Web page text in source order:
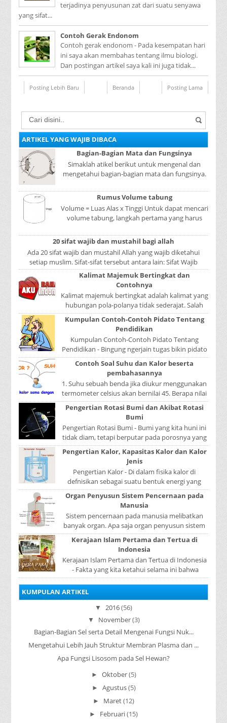
terjadinya penyusunan zat dari suatu senyawa
yang sifat...
Contoh Gerak Endonom
Contoh gerak endonom - Pada kesempatan hari
ini saya akan membahas tentang ilmu biologi.
Dan postingan artikel saya kali ini juga tidak...
Posting Lebih Baru Posting Lama
Beranda
ARTIKEL YANG WAJIB DIBACA
Bagian-Bagian Mata dan Fungsinya
Simaklah atikel berikut untuk mengenal dan
mengetahui bagian-bagian mata dan fungsinya.
mer...
Rumus Volume tabung
Volume = Luas Alas x Tinggi Untuk dapat mencari
volume tabung, langkah pertama yang harus
tabun...
20 sifat wajib dan mustahil bagi allah
Ada 20 sifat wajib dan mustahil Allah yang wajib diketahui
setiap muslim. Sifat-sifat tersebut antara lain: Sifat Wajib
Tulisan A...
Kalimat Majemuk Bertingkat dan
Contohnya
Kalimat majemuk bertingkat adalah kalimat yang
hubungan pola-polanya tidak sederajat. Salah
satu pola menduduki sebagai induk kalimat, se...
Kumpulan Contoh-Contoh Pidato Tentang
Pendidikan
Kumpulan Contoh-Contoh Pidato Tentang
Pendidikan - Bingung ngerjain tugas bikin pidato
sekolah? Atau sedang nyari kumpulan contoh-
contoh ...
Contoh Soal Suhu dan Kalor beserta
pembahasannya
1. Suhu sebuah benda jika diukur menggunakan
termometer celsius akan bernilai 45. Berapa nilai
yang ditunjukkan oleh termometer Reamur, ...
Pengertian Rotasi Bumi dan Akibat Rotasi
Bumi
Pengertian Rotasi Bumi - Bumi yang kita huni ini
tidak diam, tetapi berputar pada porosnya yang
disebut rotasi bumi. Waktu yang diperlukan...
Pengertian Kalor, Kapasitas Kalor dan Kalor
Jenis
Pengertian Kalor - Di dalam fisika kalor di
defnisikan sebagai suatu bentuk energi yang
dapat berpindah atau mengalir dari benda yang
...
Organ Penyusun Sistem Pencernaan pada
Manusia
Sistem pencernaan pada manusia melibatkan
banyak organ. Apa saja organ penyusun sistem
pencernaan pada manusia ? Organ penyusun
sistem p...
Kerajaan Islam Pertama dan Tertua di
Indonesia
Kerajaan Islam Pertama dan Tertua di Indonesia
- Fakta yang kita ketahui selama ini bahwa
kerajaan Samudera Pasai merupakan kerajaan ...
KUMPULAN ARTIKEL
▼ 2016(56)
▼ November(3)
Bagian-Bagian Sel serta Detail Mengenai Fungsi Nuk...
Mengetahui Lebih Jauh Struktur Membran Plasma dan ...
Apa Fungsi Lisosom pada Sel Hewan?
► Oktober(5)
► Agustus(5)
► Maret(12)
► Februari(15)